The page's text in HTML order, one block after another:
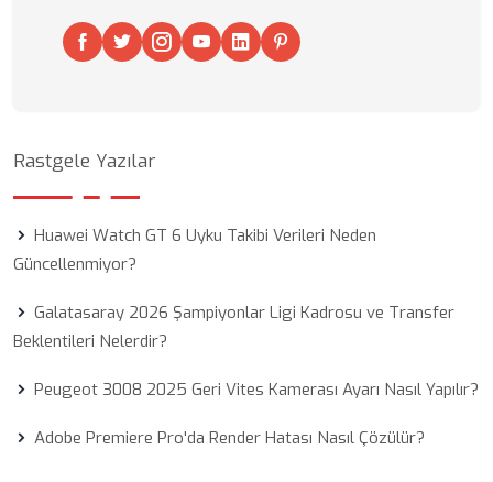
Rastgele Yazılar
Huawei Watch GT 6 Uyku Takibi Verileri Neden
Güncellenmiyor?
Galatasaray 2026 Şampiyonlar Ligi Kadrosu ve Transfer
Beklentileri Nelerdir?
Peugeot 3008 2025 Geri Vites Kamerası Ayarı Nasıl Yapılır?
Adobe Premiere Pro'da Render Hatası Nasıl Çözülür?